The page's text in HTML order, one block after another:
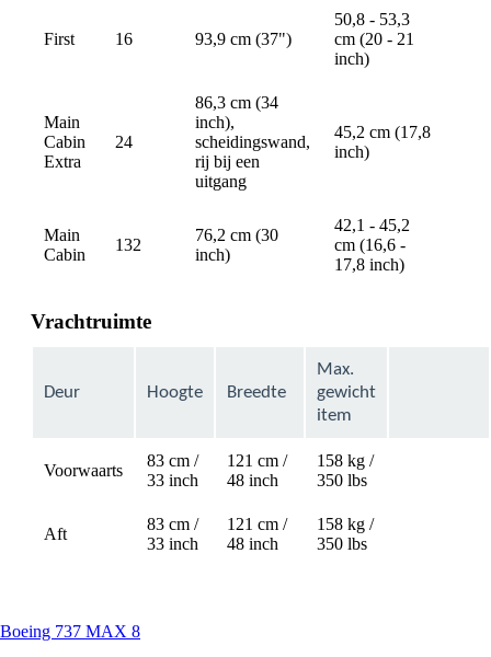
First 16 93,9 cm (37")
50,8 - 53,3
cm (20 - 21
inch)
Main
Cabin
Extra
24
86,3 cm (34
inch),
scheidingswand,
rij bij een
uitgang
45,2 cm (17,8
inch)
Main
Cabin
132
76,2 cm (30
inch)
42,1 - 45,2
cm (16,6 -
17,8 inch)
Vrachtruimte
Deur Hoogte Breedte
Max.
gewicht
item
Voorwaarts
83 cm /
33 inch
121 cm /
48 inch
158 kg /
350 lbs
Aft
83 cm /
33 inch
121 cm /
48 inch
158 kg /
350 lbs
Boeing 737 MAX 8This